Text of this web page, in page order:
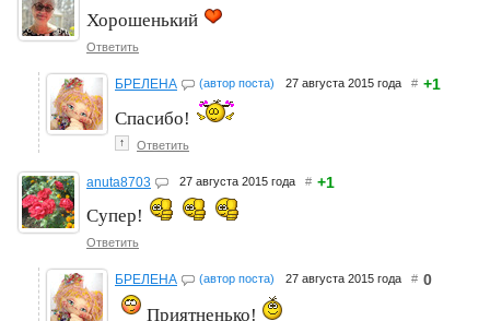
Хорошенький
Ответить
БРЕЛЕНА (автор поста) 27 августа 2015 года # +1
Спасибо!
↑ Ответить
anuta8703 27 августа 2015 года # +1
Супер!
Ответить
БРЕЛЕНА (автор поста) 27 августа 2015 года # 0
Приятненько!